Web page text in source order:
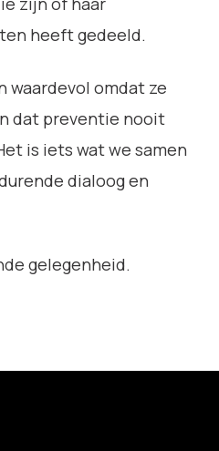
heeft gedeeld.
waardevol omdat ze
dat preventie nooit
is iets wat we samen
dialoog en
gelegenheid.